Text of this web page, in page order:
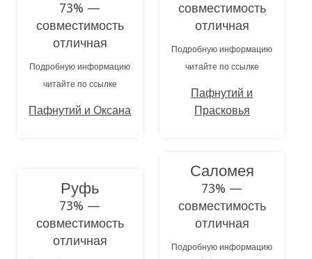
73% —
совместимость
отличная
Подробную информацию
читайте по ссылке
Пафнутий и Оксана
совместимость
отличная
Подробную информацию
читайте по ссылке
Пафнутий и
Прасковья
Руфь
73% —
совместимость
отличная
Саломея
73% —
совместимость
отличная
Подробную информацию